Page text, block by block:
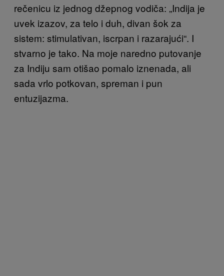
rečenicu iz jednog džepnog vodiča: „Indija je
uvek izazov, za telo i duh, divan šok za
sistem: stimulativan, iscrpan i razarajući“. I
stvarno je tako. Na moje naredno putovanje
za Indiju sam otišao pomalo iznenada, ali
sada vrlo potkovan, spreman i pun
entuzijazma.